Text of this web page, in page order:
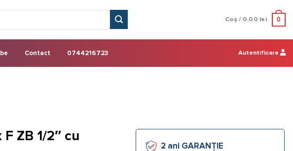
Coș / 0,00 lei 0
Contact 0744216723 Autentificare
ZB 1/2″ cu
2 ani GARANȚIE